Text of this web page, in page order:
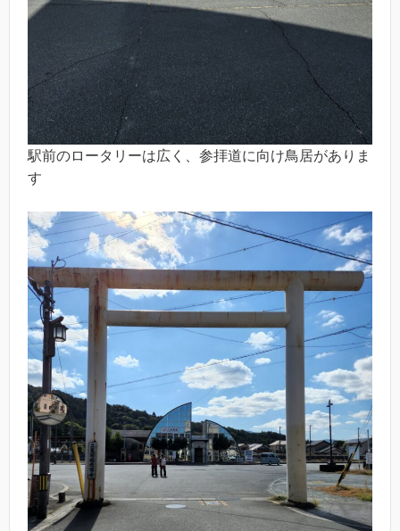
駅前のロータリーは広く、参拝道に向け鳥居がありま
す